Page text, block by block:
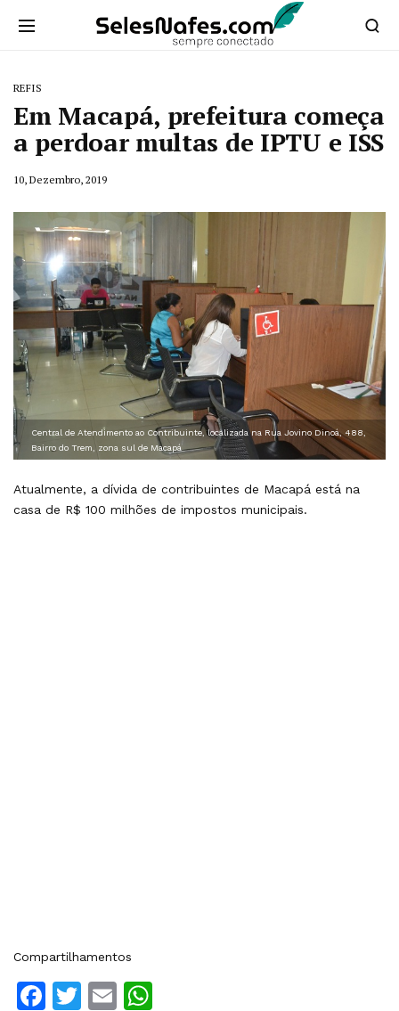
REFIS
Em Macapá, prefeitura começa
a perdoar multas de IPTU e ISS
10, Dezembro, 2019
Central de Atendimento ao Contribuinte, localizada na Rua Jovino Dinoá, 488,
Bairro do Trem, zona sul de Macapá
Atualmente, a dívida de contribuintes de Macapá está na
casa de R$ 100 milhões de impostos municipais.
Compartilhamentos
Facebook
Twitter
Email